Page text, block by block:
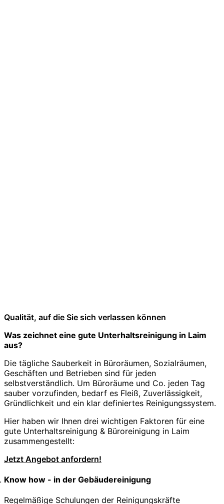
Qualität, auf die Sie sich verlassen können
Was zeichnet eine gute Unterhaltsreinigung in Laim
aus?
Die tägliche Sauberkeit in Büroräumen, Sozialräumen,
Geschäften und Betrieben sind für jeden
selbstverständlich. Um Büroräume und Co. jeden Tag
sauber vorzufinden, bedarf es Fleiß, Zuverlässigkeit,
Gründlichkeit und ein klar definiertes Reinigungssystem.
Hier haben wir Ihnen drei wichtigen Faktoren für eine
gute Unterhaltsreinigung & Büroreinigung in Laim
zusammengestellt:
Jetzt Angebot anfordern!
Know how - in der Gebäudereinigung
Regelmäßige Schulungen der Reinigungskräfte